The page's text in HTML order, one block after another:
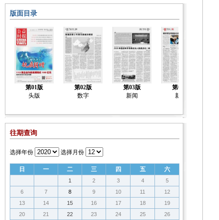
版面目录
第01版
头版
第02版
数字
第03版
新闻
第04版
新闻
往期查询
选择年份 选择月份
日 一 二 三 四 五 六
1 2 3 4
5
6
7 8 9 10 11
12
13
14 15 16 17 18
19
20
21 22 23 24 25
26